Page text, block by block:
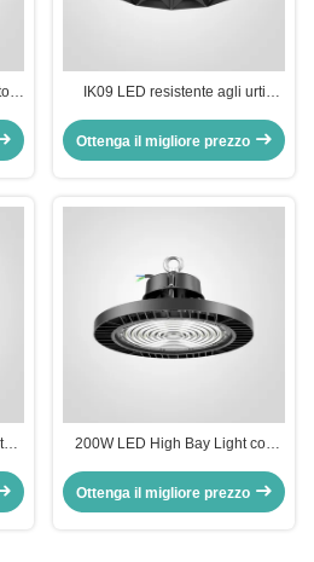
IK09 LED resistente agli urti
controllo 1-10V/DALI2
Ottenga il migliore prezzo
200W LED High Bay Light con
Hanging/Bracket Mounting
Ottenga il migliore prezzo